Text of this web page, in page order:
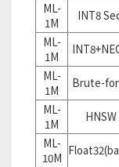
ML-
1M
INT8
ML-
1M
ML-
1M
Brute-
ML-
1M
HNSW
ML-
10M